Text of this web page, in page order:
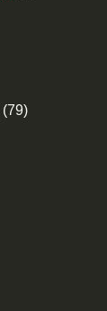
(79)